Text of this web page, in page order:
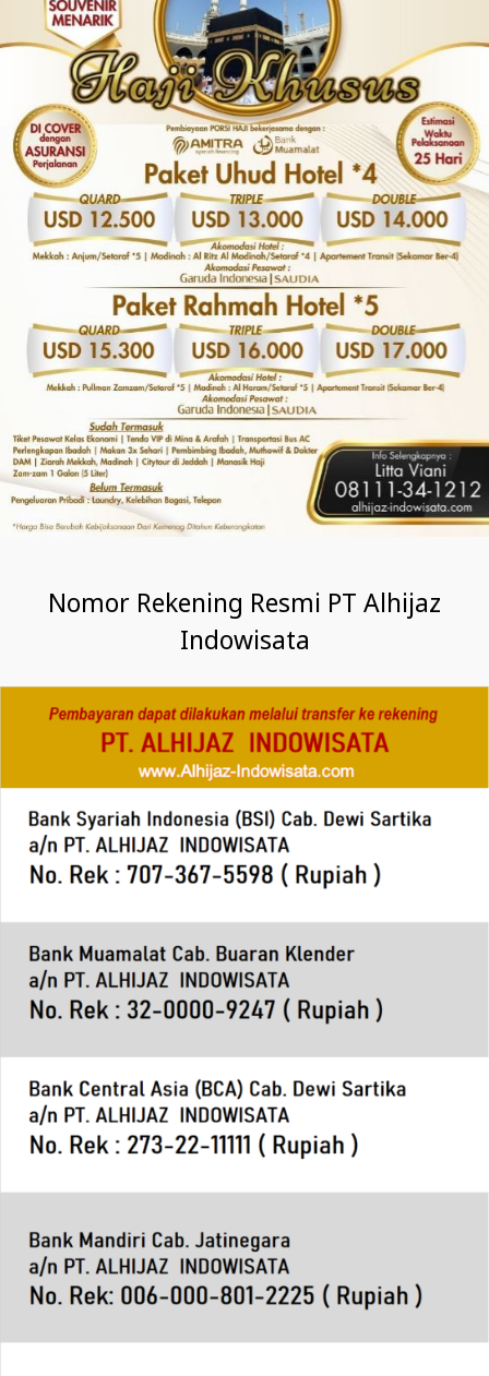
Nomor Rekening Resmi PT Alhijaz
Indowisata